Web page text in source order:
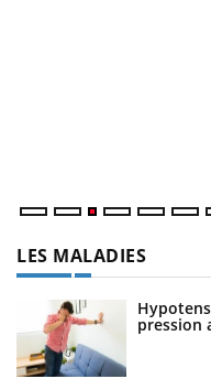
LES MALADIES
pression